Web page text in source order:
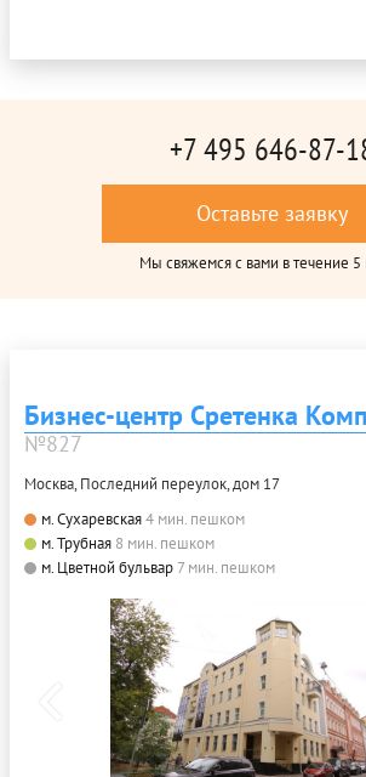
+7 495 646-87-
Оставьте заявку
Мы свяжемся с вами в течение 5
Бизнес-центр Сретенка
№827
Москва, Последний переулок, дом 17
м. Сухаревская4 мин. пешком
м. Трубная 8 мин. пешком
м. Цветной бульвар 7 мин. пешком